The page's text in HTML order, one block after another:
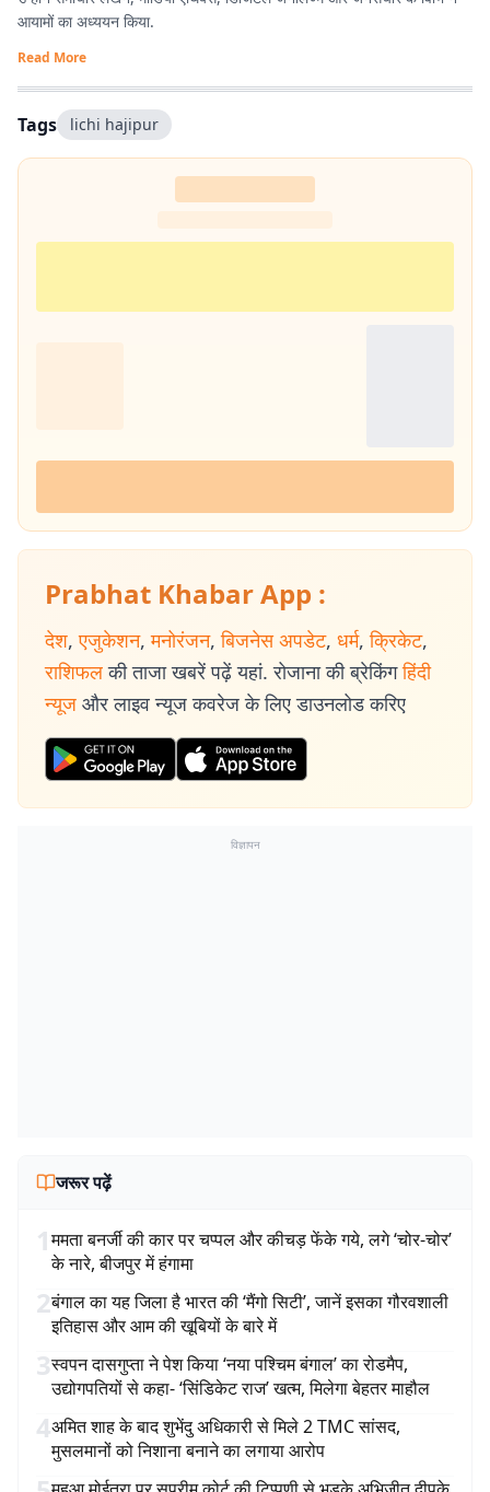
आयामों का अध्ययन किया.
Read More
Tags lichi hajipur
Prabhat Khabar App :
देश, एजुकेशन, मनोरंजन, बिजनेस अपडेट, धर्म, क्रिकेट,
राशिफल की ताजा खबरें पढ़ें यहां. रोजाना की ब्रेकिंग हिंदी
न्यूज और लाइव न्यूज कवरेज के लिए डाउनलोड करिए
विज्ञापन
जरूर पढ़ें
1ममता बनर्जी की कार पर चप्पल और कीचड़ फेंके गये, लगे ‘चोर-चोर’
के नारे, बीजपुर में हंगामा
2बंगाल का यह जिला है भारत की ‘मैंगो सिटी’, जानें इसका गौरवशाली
इतिहास और आम की खूबियों के बारे में
3स्वपन दासगुप्ता ने पेश किया ‘नया पश्चिम बंगाल’ का रोडमैप,
उद्योगपतियों से कहा- ‘सिंडिकेट राज’ खत्म, मिलेगा बेहतर माहौल
4अमित शाह के बाद शुभेंदु अधिकारी से मिले 2 TMC सांसद,
मुसलमानों को निशाना बनाने का लगाया आरोप